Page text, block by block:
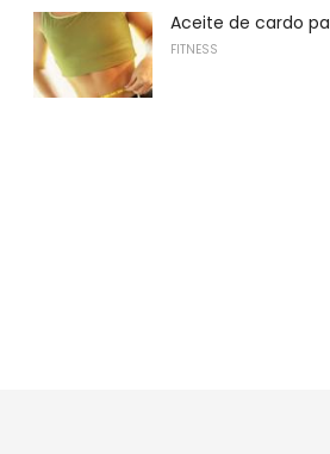
Aceite de cardo
FITNESS